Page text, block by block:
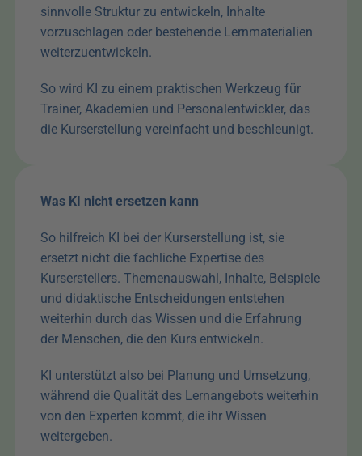
sinnvolle Struktur zu entwickeln, Inhalte
vorzuschlagen oder bestehende Lernmaterialien
weiterzuentwickeln.
So wird KI zu einem praktischen Werkzeug für
Trainer, Akademien und Personalentwickler, das
die Kurserstellung vereinfacht und beschleunigt.
Was KI nicht ersetzen kann
So hilfreich KI bei der Kurserstellung ist, sie
ersetzt nicht die fachliche Expertise des
Kurserstellers. Themenauswahl, Inhalte, Beispiele
und didaktische Entscheidungen entstehen
weiterhin durch das Wissen und die Erfahrung
der Menschen, die den Kurs entwickeln.
KI unterstützt also bei Planung und Umsetzung,
während die Qualität des Lernangebots weiterhin
von den Experten kommt, die ihr Wissen
weitergeben.